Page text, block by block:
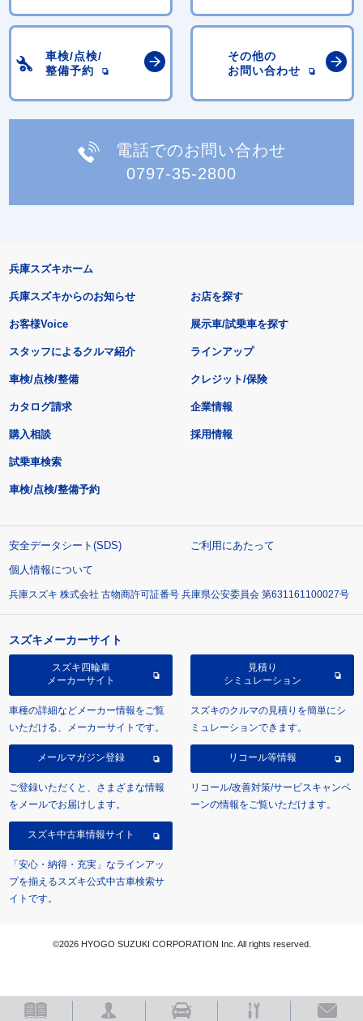
車検/点検/
整備予約
その他の
お問い合わせ
電話でのお問い合わせ
0797-35-2800
兵庫スズキホーム
兵庫スズキからのお知らせ
お客様Voice
スタッフによるクルマ紹介
お店を探す
展示車/試乗車を探す
ラインアップ
車検/点検/整備 クレジット/保険
カタログ請求
購入相談
試乗車検索
車検/点検/整備予約
企業情報
採用情報
安全データシート(SDS)
ご利用にあたって
個人情報について
兵庫スズキ 株式会社 古物商許可証番号 兵庫県公安委員会 第631161100027号
スズキメーカーサイト
スズキ四輪車
メーカーサイト
車種の詳細などメーカー情報をご覧
いただける、メーカーサイトです。
見積り
シミュレーション
スズキのクルマの見積りを簡単にシ
ミュレーションできます。
メールマガジン登録
ご登録いただくと、さまざまな情報
をメールでお届けします。
リコール等情報
リコール/改善対策/サービスキャンペ
ーンの情報をご覧いただけます。
スズキ中古車情報サイト
「安心・納得・充実」なラインアッ
プを揃えるスズキ公式中古車検索サ
イトです。
©2026 HYOGO SUZUKI CORPORATION Inc. All rights reserved.